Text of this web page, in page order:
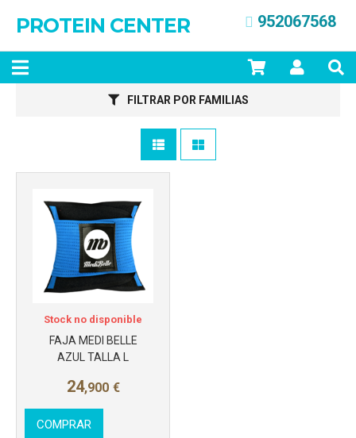
PROTEIN CENTER 952067568
FILTRAR POR FAMILIAS
FAJA MEDI BELLE
AZUL TALLA L
24,900 €
Stock no disponible
COMPRAR